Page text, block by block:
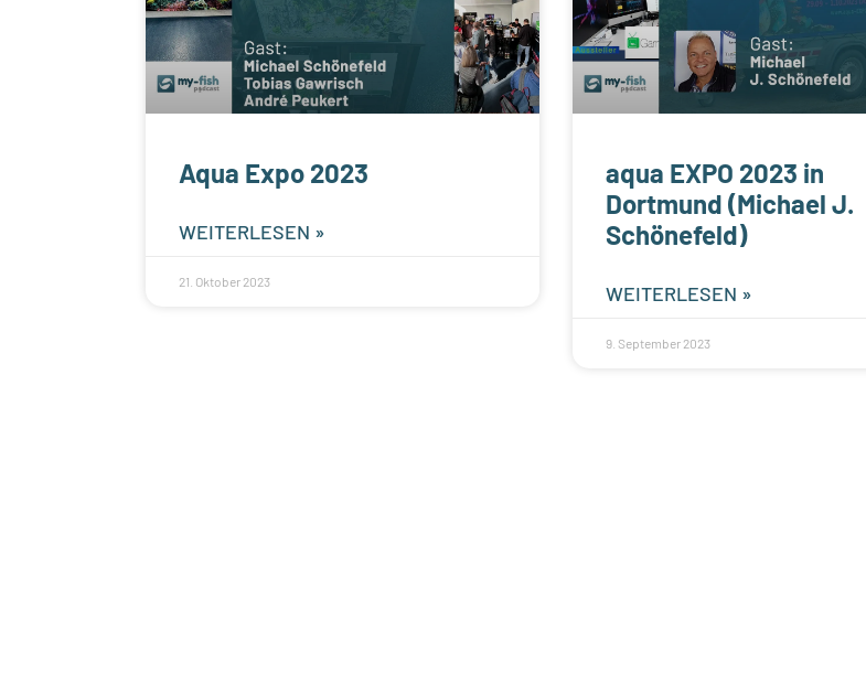
Aqua Expo 2023
WEITERLESEN »
21. Oktober 2023
aqua EXPO 2023 in
Dortmund (Michael J.
Schönefeld)
WEITERLESEN »
9. September 2023